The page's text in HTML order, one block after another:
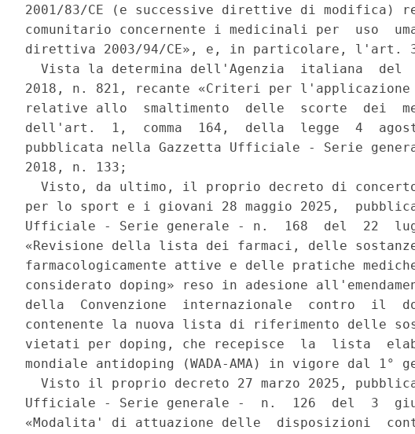
2001/83/CE (e successive direttive di modifica)
comunitario concernente i medicinali per  uso
direttiva 2003/94/CE», e, in particolare, l'art.
Vista la determina dell'Agenzia  italiana  del
2018, n. 821, recante «Criteri per
relative allo  smaltimento  delle  scorte  dei
dell'art.  1,  comma  164,  della  legge  4
pubblicata nella Gazzetta Ufficiale - Serie
2018, n. 133;
Visto, da ultimo, il proprio decreto di
per lo sport e i giovani 28 maggio 2025,
Ufficiale - Serie generale - n.  168  del  22
«Revisione della lista dei farmaci, delle
farmacologicamente attive e delle pratiche
considerato doping» reso in adesione
della  Convenzione  internazionale  contro  il
contenente la nuova lista di riferimento delle
vietati per doping, che recepisce  la  lista
mondiale antidoping (WADA-AMA) in vigore dal 1°
Visto il proprio decreto 27 marzo 2025,
Ufficiale - Serie generale -  n.  126  del  3
«Modalita' di attuazione delle  disposizioni